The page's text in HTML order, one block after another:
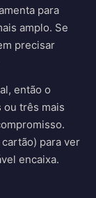
para
amplo. Se
precisar
então o
ou três mais
para ver
encaixa.